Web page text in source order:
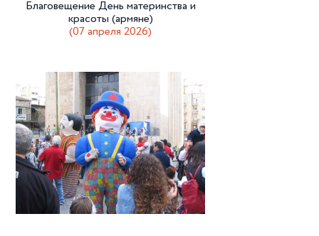
Благовещение День материнства и
красоты (армяне)
(07 апреля 2026)